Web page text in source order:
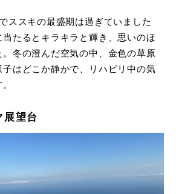
ススキの最盛期は過ぎていました
たるとキラキラと輝き、思いのほ
冬の澄んだ空気の中、金色の草原
はどこか静かで、リハビリ中の気
展望台